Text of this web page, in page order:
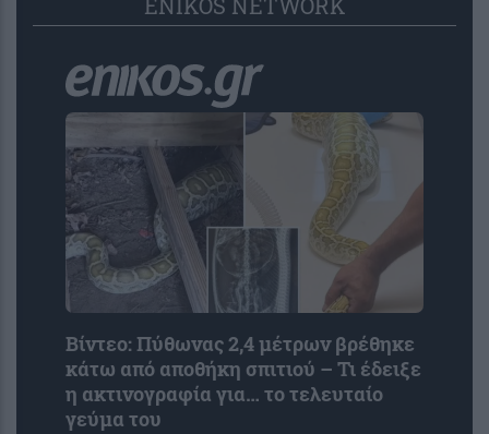
Βίντεο: Πύθωνας 2,4 μέτρων βρέθηκε
κάτω από αποθήκη σπιτιού – Τι έδειξε
η ακτινογραφία για… το τελευταίο
γεύμα του